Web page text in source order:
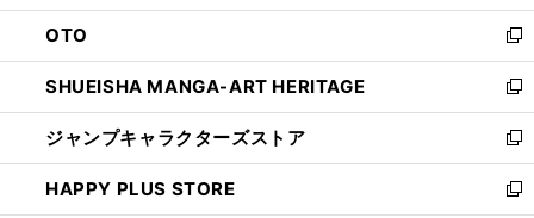
ウ
で
開
く
ン
ド
ウ
で
開
く
OTO
新
し
い
ウ
ィ
ン
ド
SHUEISHA MANGA-ART HERITAGE
新
し
い
ウ
ィ
ジャンプキャラクターズストア
新
し
い
HAPPY PLUS STORE
新